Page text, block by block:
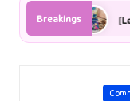
Breakings
Posted